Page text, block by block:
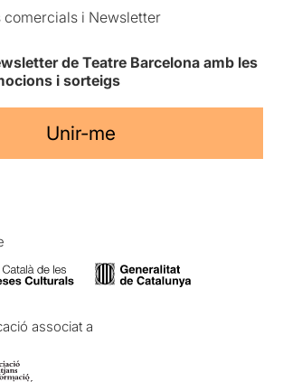
comercials i Newsletter
de Teatre Barcelona amb les
i sorteigs
Unir-me
associat a